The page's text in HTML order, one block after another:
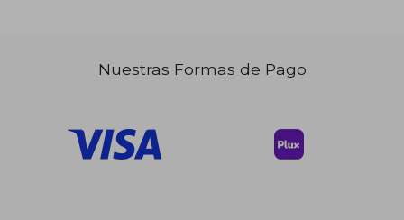
Nuestras Formas de Pago